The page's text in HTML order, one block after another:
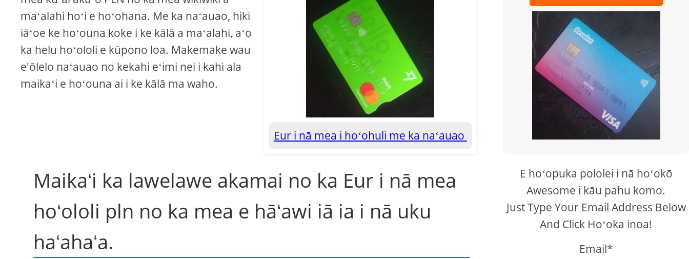
Eur i nā mea i hoʻohuli me ka naʻauao
maʻalahi hoʻi e hoʻohana. Me ka naʻauao, hiki
iāʻoe ke hoʻouna koke i ke kālā a maʻalahi, aʻo
ka helu hoʻololi e kūpono loa. Makemake wau
e'ōlelo naʻauao no kekahi eʻimi nei i kahi ala
maikaʻi e hoʻouna ai i ke kālā ma waho.
Maikaʻi ka lawelawe akamai no ka Eur i nā mea
hoʻololi pln no ka mea e hāʻawi iā ia i nā uku
haʻahaʻa.
E hoʻopuka pololei i nā hoʻokō
Awesome i kāu pahu komo.
Just Type Your Email Address Below
And Click Hoʻoka inoa!
Email*